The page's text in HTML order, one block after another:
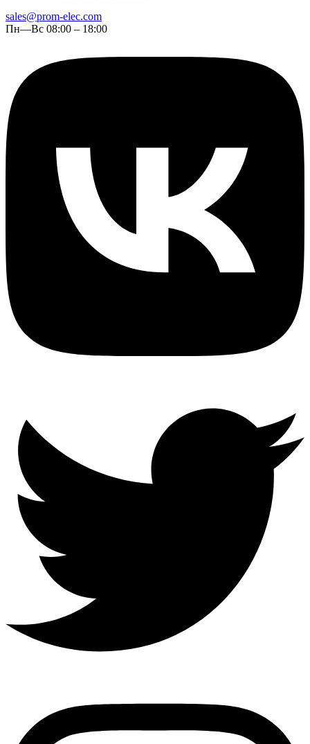
sales@prom-elec.com
Пн—Вс 08:00 – 18:00